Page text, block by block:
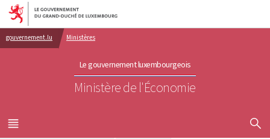
Aller au menu principal
Aller au contenu
gouvernement.lu Ministères
Le gouvernement luxembourgeois
Ministère de l'Économie
MENU
PRINCIPAL